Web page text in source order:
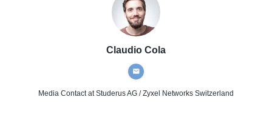
Claudio Cola
Media Contactat Studerus AG / Zyxel Networks Switzerland